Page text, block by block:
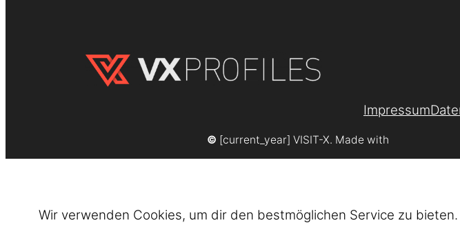
Impressum
© [current_year] VISIT-X. Made with
Wir verwenden Cookies, um dir den bestmöglichen Service zu